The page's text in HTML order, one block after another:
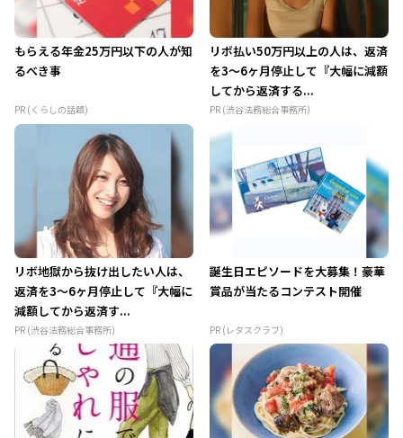
もらえる年金25万円以下の人が知
るべき事
PR (くらしの話題)
リボ払い50万円以上の人は、返済
を3～6ヶ月停止して『大幅に減額
してから返済する...
PR (渋谷法務総合事務所)
リボ地獄から抜け出したい人は、
返済を3～6ヶ月停止して『大幅に
減額してから返済す...
PR (渋谷法務総合事務所)
誕生日エピソードを大募集！豪華
賞品が当たるコンテスト開催
PR (レタスクラブ)